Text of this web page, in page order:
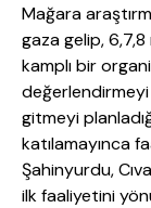
Mağara
gaza gelip,
kamplı bir
gitmeyi
katılamayınca
Şahinyurdu,
ilk faaliyetini